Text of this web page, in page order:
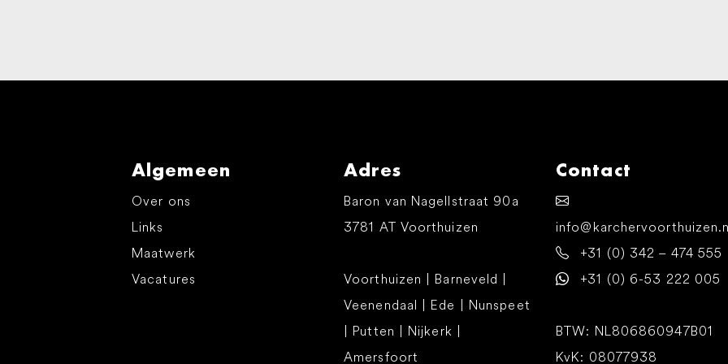
Algemeen
Over ons
Links
Maatwerk
Vacatures
Adres
Baron van Nagellstraat 90a
3781 AT Voorthuizen
Voorthuizen | Barneveld |
Veenendaal | Ede | Nunspeet
| Putten | Nijkerk |
Amersfoort
Contact
+31 (0) 342 – 474 555
+31 (0) 6-53 222 005
BTW: NL806860947B01
KvK: 08077938